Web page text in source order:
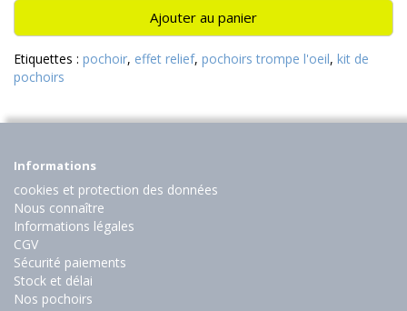
Ajouter au panier
Etiquettes : pochoir, effet relief, pochoirs trompe l'oeil, kit de
pochoirs
Informations
cookies et protection des données
Nous connaître
Informations légales
CGV
Sécurité paiements
Stock et délai
Nos pochoirs